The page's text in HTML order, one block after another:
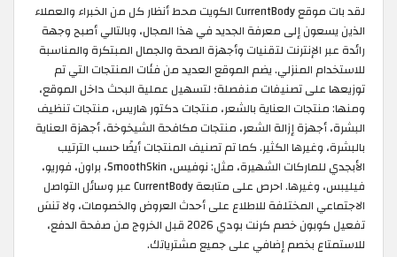
لقد بات موقع CurrentBody الكويت محط أنظار كل من الخبراء والعملاء
الذين يسعون إلى معرفة الجديد في هذا المجال، وبالتالي أصبح وجهة
رائدة عبر الإنترنت لتقنيات وأجهزة الصحة والجمال المبتكرة والمناسبة
للاستخدام المنزلي. يضم الموقع العديد من فئات المنتجات التي تم
توزيعها على تصنيفات منفصلة؛ لتسهيل عملية البحث داخل الموقع،
ومنها: منتجات العناية بالشعر، منتجات دكتور هاريس، منتجات تنظيف
البشرة، أجهزة إزالة الشعر، منتجات مكافحة الشيخوخة، أجهزة العناية
بالبشرة، وغيرها الكثير. كما تم تصنيف المنتجات أيضًا حسب الترتيب
الأبجدي للماركات الشهيرة، مثل: نوفيس، SmoothSkin، براون، فوريو،
فيليبس، وغيرها. احرص على متابعة CurrentBody عبر وسائل التواصل
الاجتماعي المختلفة للاطلاع على أحدث العروض والخصومات، ولا تنسَ
تفعيل كوبون خصم كرنت بودي 2026 قبل الخروج من صفحة الدفع،
للاستمتاع بخصم إضافي على جميع مشترياتك.